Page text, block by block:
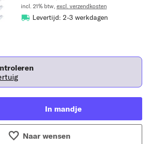
incl. 21% btw, excl. verzendkosten
Levertijd: 2-3 werkdagen
In mandje
Naar wensen